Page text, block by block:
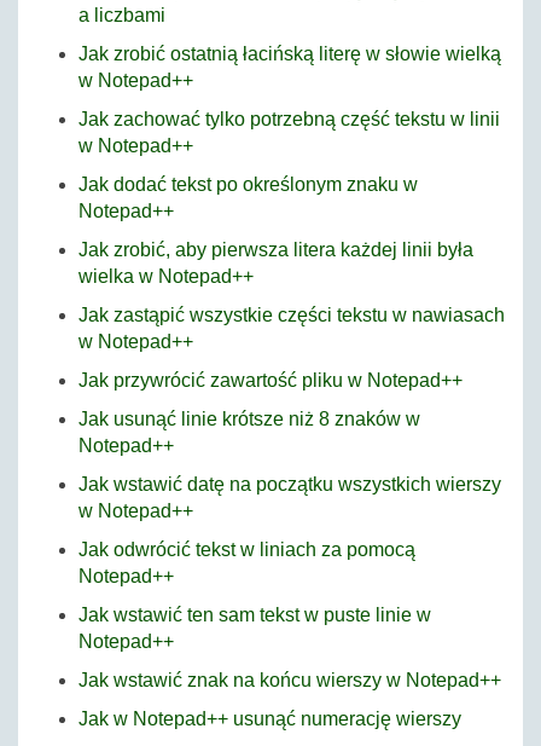
a liczbami
Jak zrobić ostatnią łacińską literę w słowie wielką
w Notepad++
Jak zachować tylko potrzebną część tekstu w linii
w Notepad++
Jak dodać tekst po określonym znaku w
Notepad++
Jak zrobić, aby pierwsza litera każdej linii była
wielka w Notepad++
Jak zastąpić wszystkie części tekstu w nawiasach
w Notepad++
Jak przywrócić zawartość pliku w Notepad++
Jak usunąć linie krótsze niż 8 znaków w
Notepad++
Jak wstawić datę na początku wszystkich wierszy
w Notepad++
Jak odwrócić tekst w liniach za pomocą
Notepad++
Jak wstawić ten sam tekst w puste linie w
Notepad++
Jak wstawić znak na końcu wierszy w Notepad++
Jak w Notepad++ usunąć numerację wierszy